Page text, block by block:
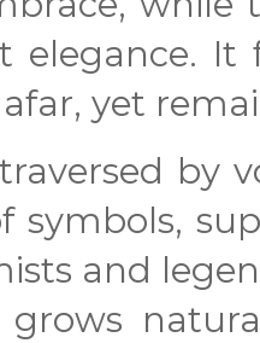
elegance. It
yet
by
symbols,
and
grows